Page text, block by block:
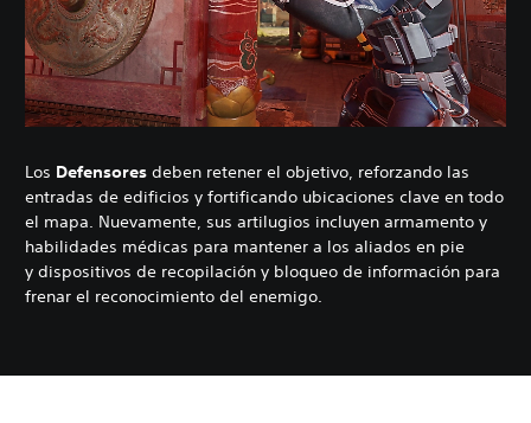
Los Defensores deben retener el objetivo, reforzando las
entradas de edificios y fortificando ubicaciones clave en todo
el mapa. Nuevamente, sus artilugios incluyen armamento y
habilidades médicas para mantener a los aliados en pie
y dispositivos de recopilación y bloqueo de información para
frenar el reconocimiento del enemigo.